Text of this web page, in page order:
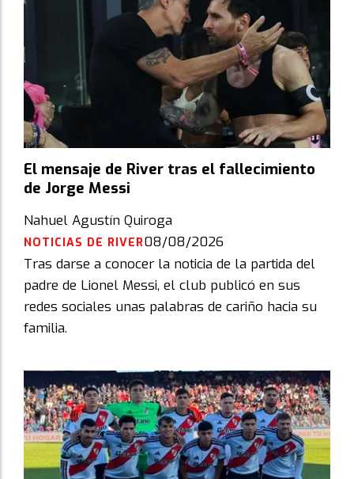
El mensaje de River tras el fallecimiento
de Jorge Messi
Nahuel Agustín Quiroga
NOTICIAS DE RIVER08/08/2026
Tras darse a conocer la noticia de la partida del
padre de Lionel Messi, el club publicó en sus
redes sociales unas palabras de cariño hacia su
familia.